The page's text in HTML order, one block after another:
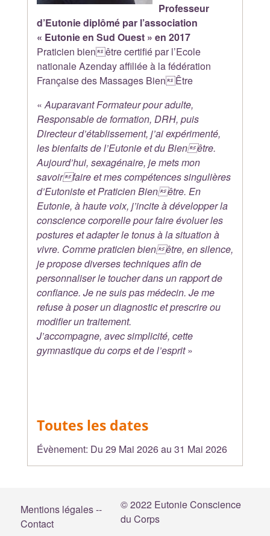
Professeur
d’Eutonie diplômé par l’association
« Eutonie en Sud Ouest » en 2017
Praticien bienêtre certifié par l’Ecole
nationale Azenday affiliée à la fédération
Française des Massages BienÊtre
« Auparavant Formateur pour adulte,
Responsable de formation, DRH, puis
Directeur d’établissement, j’ai expérimenté,
les bienfaits de l’Eutonie et du Bienêtre.
Aujourd’hui, sexagénaire, je mets mon
savoirfaire et mes compétences singulières
d’Eutoniste et Praticien Bienêtre. En
Eutonie, à haute voix, j’incite à développer la
conscience corporelle pour faire évoluer les
postures et adapter le tonus à la situation à
vivre. Comme praticien bienêtre, en silence,
je propose diverses techniques afin de
personnaliser le toucher dans un rapport de
confiance. Je ne suis pas médecin. Je me
refuse à poser un diagnostic et prescrire ou
modifier un traitement.
J’accompagne, avec simplicité, cette
gymnastique du corps et de l’esprit»
Toutes les dates
Évènement: Du 29 Mai 2026au 31 Mai 2026
Mentions légales --
Contact
© 2022 Eutonie Conscience
du Corps